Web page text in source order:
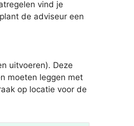
vind je
de adviseur een
uitvoeren). Deze
moeten leggen met
op locatie voor de